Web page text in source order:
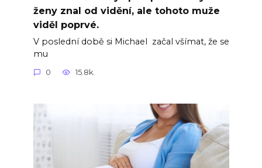
ženy znal od vidění, ale tohoto muže
viděl poprvé.
V poslední době si Michael začal všímat, že se
mu
0 15.8k.